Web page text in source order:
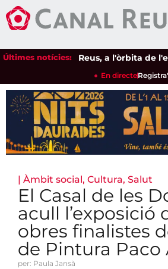
Últimes notícies:Reus, a l'òrbita de
En directe
| Àmbit social, Cultura, Salut
El Casal de les
acull l’exposició
obres finalistes
de Pintura Paco
per: Paula Jansà